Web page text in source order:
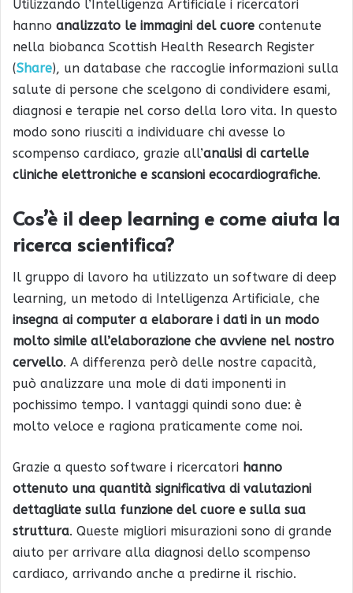
Utilizzando l’Intelligenza Artificiale i ricercatori
hanno analizzato le immagini del cuore contenute
nella biobanca Scottish Health Research Register
(Share), un database che raccoglie informazioni sulla
salute di persone che scelgono di condividere esami,
diagnosi e terapie nel corso della loro vita. In questo
modo sono riusciti a individuare chi avesse lo
scompenso cardiaco, grazie all’analisi di cartelle
cliniche elettroniche e scansioni ecocardiografiche.
Cos’è il deep learning e come aiuta la
ricerca scientifica?
Il gruppo di lavoro ha utilizzato un software di deep
learning, un metodo di Intelligenza Artificiale, che
insegna ai computer a elaborare i dati in un modo
molto simile all’elaborazione che avviene nel nostro
cervello. A differenza però delle nostre capacità,
può analizzare una mole di dati imponenti in
pochissimo tempo. I vantaggi quindi sono due: è
molto veloce e ragiona praticamente come noi.
Grazie a questo software i ricercatori hanno
ottenuto una quantità significativa di valutazioni
dettagliate sulla funzione del cuore e sulla sua
struttura. Queste migliori misurazioni sono di grande
aiuto per arrivare alla diagnosi dello scompenso
cardiaco, arrivando anche a predirne il rischio.